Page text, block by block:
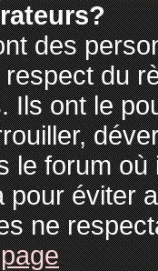
des
du
Ils ont le
le forum
pour éviter
ne